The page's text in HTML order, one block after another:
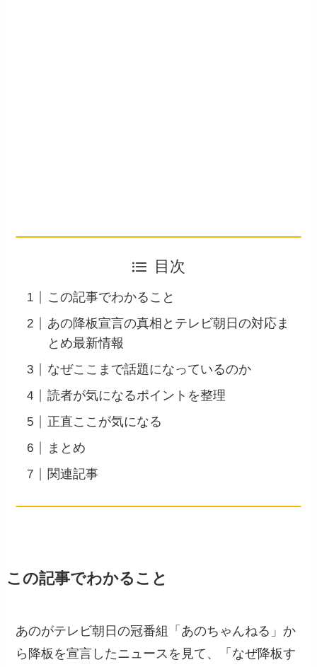
目次
この記事でわかること
あの降板宣言の真相とテレビ朝日の対応ま
とめ最新情報
なぜここまで話題になっているのか
読者が気になるポイントを整理
正直ここが気になる
まとめ
関連記事
この記事でわかること
あのがテレビ朝日の冠番組「あのちゃんねる」か
ら降板を宣言したニュースを見て、「なぜ降板す